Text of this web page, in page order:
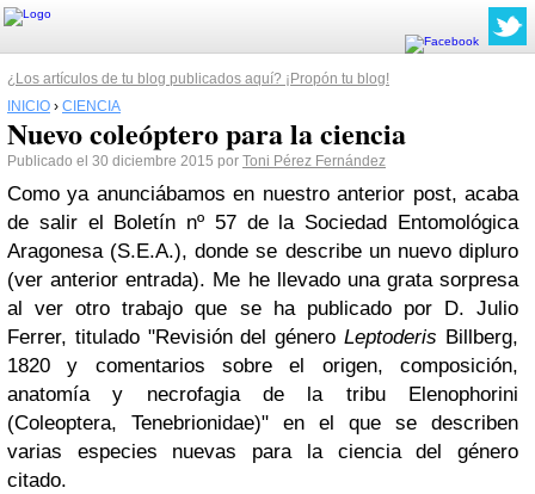
¿Los artículos de tu blog publicados aquí? ¡Propón tu blog!
INICIO › CIENCIA
Nuevo coleóptero para la ciencia
Publicado el 30 diciembre 2015 por Toni Pérez Fernández
Como ya anunciábamos en nuestro anterior post, acaba
de salir el Boletín nº 57 de la Sociedad Entomológica
Aragonesa (S.E.A.), donde se describe un nuevo dipluro
(ver anterior entrada). Me he llevado una grata sorpresa
al ver otro trabajo que se ha publicado por D. Julio
Ferrer, titulado "Revisión del géneroLeptoderis Billberg,
1820 y comentarios sobre el origen, composición,
anatomía y necrofagia de la tribu Elenophorini
(Coleoptera, Tenebrionidae)" en el que se describen
varias especies nuevas para la ciencia del género
citado.